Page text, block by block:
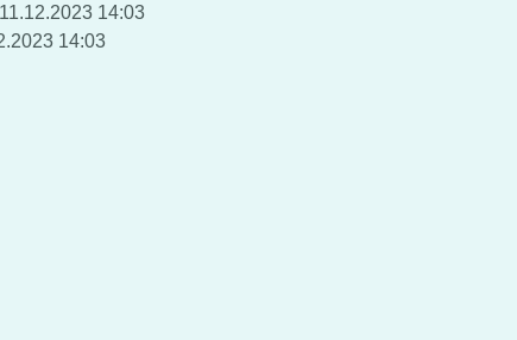
11.12.2023 14:03
14:03